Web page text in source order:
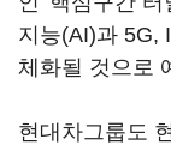
지능(AI)과 5G,
체화될 것으로
현대차그룹도